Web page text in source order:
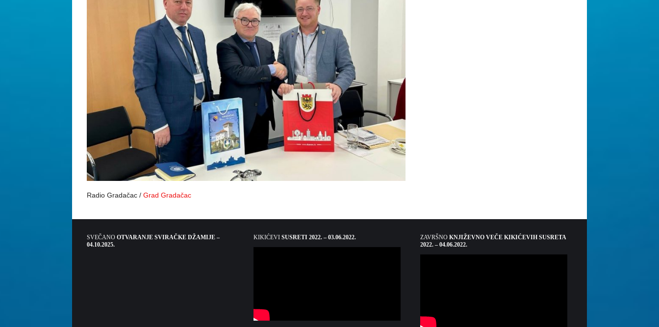
Radio Gradačac / Grad Gradačac
SVEČANO OTVARANJE SVIRAČKE DŽAMIJE –
04.10.2025.
KIKIĆEVI SUSRETI 2022. – 03.06.2022. ZAVRŠNO KNJIŽEVNO VEČE KIKIĆEVIH SUSRETA
2022. – 04.06.2022.